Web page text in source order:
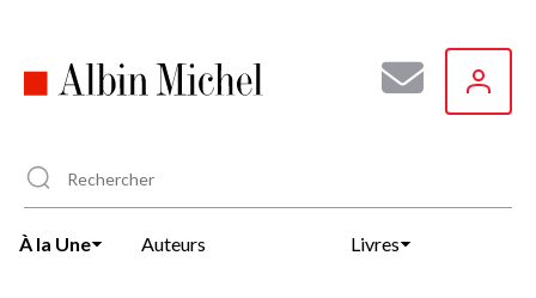
principal
À la Une Auteurs Livres